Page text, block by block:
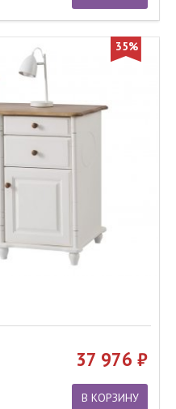
35%
37 976
В КОРЗИНУ